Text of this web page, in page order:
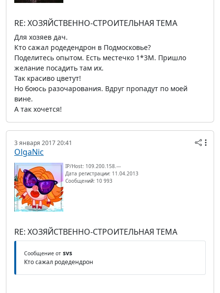
RE: ХОЗЯЙСТВЕННО-СТРОИТЕЛЬНАЯ ТЕМА
Для хозяев дач.
Кто сажал родедендрон в Подмосковье?
Поделитесь опытом. Есть местечко 1*3М. Пришло
желание посадить там их.
Так красиво цветут!
Но боюсь разочарования. Вдруг пропадут по моей
вине.
А так хочется!
3 января 2017 20:41
OlgaNic
IP/Host: 109.200.158.---
Дата регистрации: 11.04.2013
Сообщений: 10 993
RE: ХОЗЯЙСТВЕННО-СТРОИТЕЛЬНАЯ ТЕМА
Сообщение от svs
Кто сажал родедендрон